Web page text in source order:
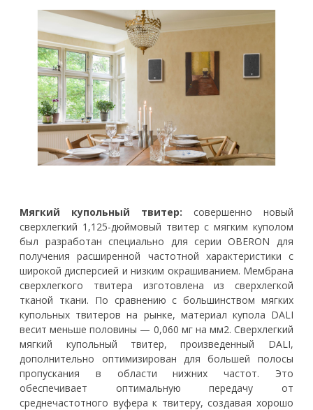
Мягкий купольный твитер: совершенно новый
сверхлегкий 1,125-дюймовый твитер с мягким куполом
был разработан специально для серии OBERON для
получения расширенной частотной характеристики с
широкой дисперсией и низким окрашиванием. Мембрана
сверхлегкого твитера изготовлена ​​из сверхлегкой
тканой ткани. По сравнению с большинством мягких
купольных твитеров на рынке, материал купола DALI
весит меньше половины — 0,060 мг на мм2. Сверхлегкий
мягкий купольный твитер, произведенный DALI,
дополнительно оптимизирован для большей полосы
пропускания в области нижних частот. Это
обеспечивает оптимальную передачу от
среднечастотного вуфера к твитеру, создавая хорошо